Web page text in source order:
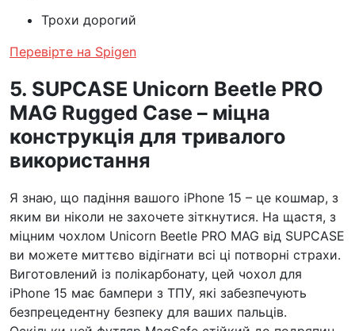
Трохи дорогий
Перевірте на Spigen
5. SUPCASE Unicorn Beetle PRO
MAG Rugged Case – міцна
конструкція для тривалого
використання
Я знаю, що падіння вашого iPhone 15 – це кошмар, з
яким ви ніколи не захочете зіткнутися. На щастя, з
міцним чохлом Unicorn Beetle PRO MAG від SUPCASE
ви можете миттєво відігнати всі ці потворні страхи.
Виготовлений із полікарбонату, цей чохол для
iPhone 15 має бампери з ТПУ, які забезпечують
безпрецедентну безпеку для ваших пальців.